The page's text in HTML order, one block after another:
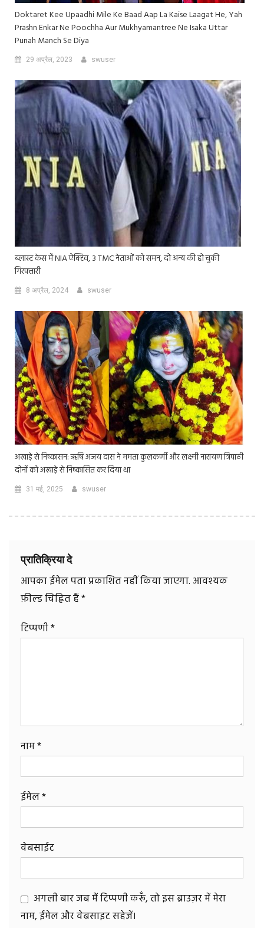
Doktaret Kee Upaadhi Mile Ke Baad Aap La Kaise Laagat He, Yah
Prashn Enkar Ne Poochha Aur Mukhyamantree Ne Isaka Uttar
Punah Manch Se Diya
29 अप्रैल, 2023 swuser
ब्लास्ट केस में NIA ऐक्टिव, 3 TMC नेताओं को समन, दो अन्य की हो चुकी
गिरफ्तारी
8 अप्रैल, 2024 swuser
अखाड़े से निष्कासन: ऋषि अजय दास ने ममता कुलकर्णी और लक्ष्मी नारायण त्रिपाठी
दोनों को अखाड़े से निष्कासित कर दिया था
31 मई, 2025 swuser
प्रातिक्रिया दे
आपका ईमेल पता प्रकाशित नहीं किया जाएगा. आवश्यक
फ़ील्ड चिह्नित हैं*
टिप्पणी*
नाम*
ईमेल*
वेबसाईट
अगली बार जब मैं टिप्पणी करूँ, तो इस ब्राउज़र में मेरा
नाम, ईमेल और वेबसाइट सहेजें।